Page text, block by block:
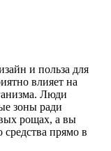
и польза для
влияет на
Люди
зоны ради
рощах, а вы
средства прямо в